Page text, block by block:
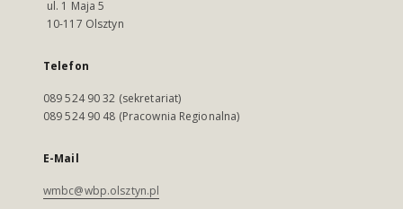
ul. 1 Maja 5
10-117 Olsztyn
Telefon
089 524 90 32 (sekretariat)
089 524 90 48 (Pracownia Regionalna)
E-Mail
wmbc@wbp.olsztyn.pl